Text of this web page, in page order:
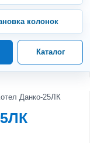
колонок
Каталог
Данко-25ЛК